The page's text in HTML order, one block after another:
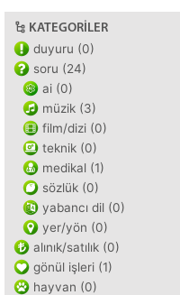
KATEGORILER
duyuru (0)
soru (24)
ai (0)
müzik (3)
film/dizi (0)
teknik (0)
medikal (1)
sözlük (0)
yabancı dil (0)
yer/yön (0)
alınık/satılık (0)
gönül işleri (1)
hayvan (0)